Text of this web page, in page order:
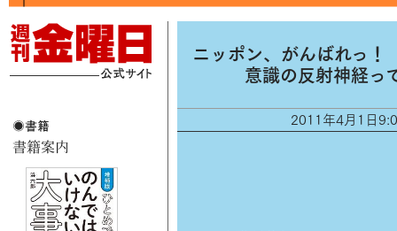
ニッポン、がんばれっ
意識の反射神経っ
2011年4月1日